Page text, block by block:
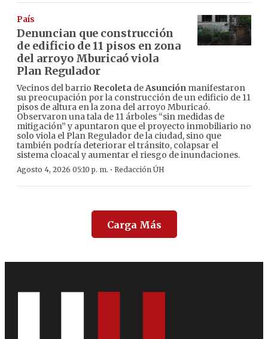
País
Denuncian que construcción
de edificio de 11 pisos en zona
del arroyo Mburicaó viola
Plan Regulador
Vecinos del barrio Recoleta deAsunción manifestaron
su preocupación por la construcción de un edificio de 11
pisos de altura en la zona del arroyo Mburicaó.
Observaron una tala de 11 árboles “sin medidas de
mitigación” y apuntaron que el proyecto inmobiliario no
solo viola el Plan Regulador de la ciudad, sino que
también podría deteriorar el tránsito, colapsar el
sistema cloacal y aumentar el riesgo de inundaciones.
Agosto 4, 2026 05:10 p. m. · Redacción ÚH
Carga Más